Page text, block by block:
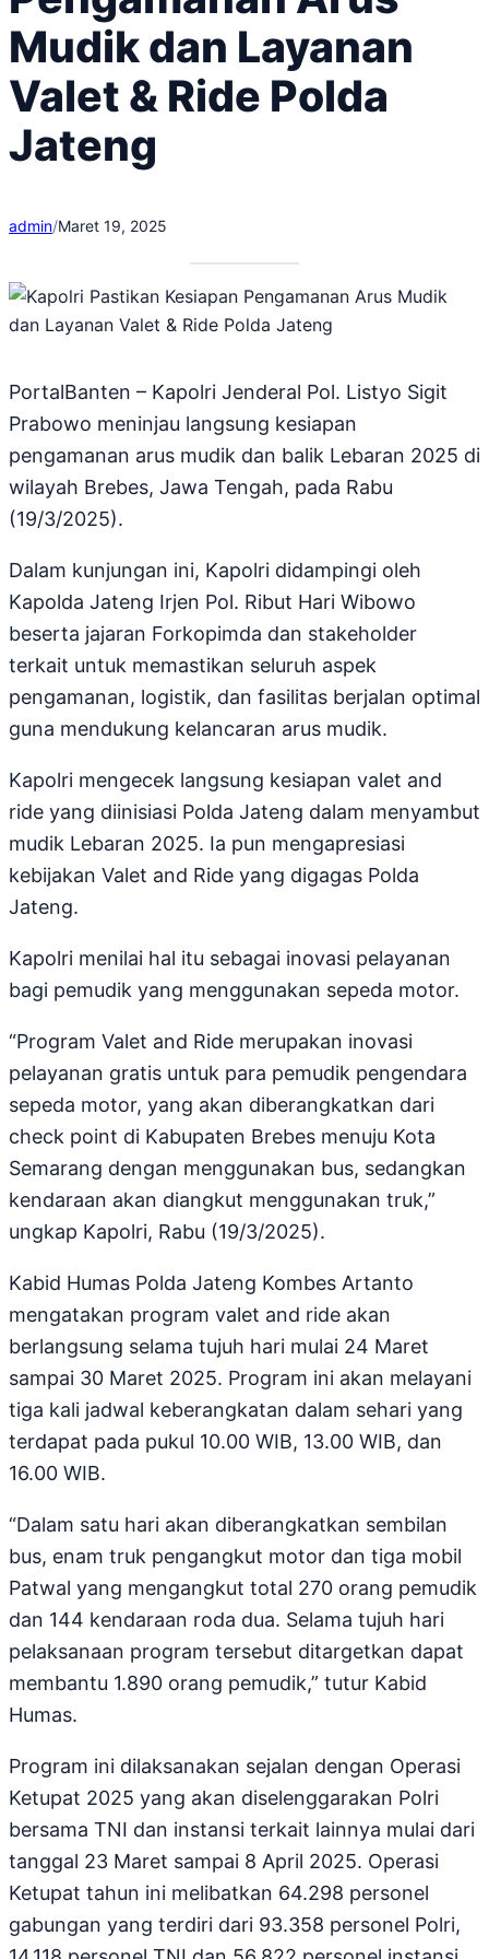
Mudik dan Layanan
Valet & Ride Polda
Jateng
admin/Maret 19, 2025
PortalBanten – Kapolri Jenderal Pol. Listyo Sigit
Prabowo meninjau langsung kesiapan
pengamanan arus mudik dan balik Lebaran 2025 di
wilayah Brebes, Jawa Tengah, pada Rabu
(19/3/2025).
Dalam kunjungan ini, Kapolri didampingi oleh
Kapolda Jateng Irjen Pol. Ribut Hari Wibowo
beserta jajaran Forkopimda dan stakeholder
terkait untuk memastikan seluruh aspek
pengamanan, logistik, dan fasilitas berjalan optimal
guna mendukung kelancaran arus mudik.
Kapolri mengecek langsung kesiapan valet and
ride yang diinisiasi Polda Jateng dalam menyambut
mudik Lebaran 2025. Ia pun mengapresiasi
kebijakan Valet and Ride yang digagas Polda
Jateng.
Kapolri menilai hal itu sebagai inovasi pelayanan
bagi pemudik yang menggunakan sepeda motor.
“Program Valet and Ride merupakan inovasi
pelayanan gratis untuk para pemudik pengendara
sepeda motor, yang akan diberangkatkan dari
check point di Kabupaten Brebes menuju Kota
Semarang dengan menggunakan bus, sedangkan
kendaraan akan diangkut menggunakan truk,”
ungkap Kapolri, Rabu (19/3/2025).
Kabid Humas Polda Jateng Kombes Artanto
mengatakan program valet and ride akan
berlangsung selama tujuh hari mulai 24 Maret
sampai 30 Maret 2025. Program ini akan melayani
tiga kali jadwal keberangkatan dalam sehari yang
terdapat pada pukul 10.00 WIB, 13.00 WIB, dan
16.00 WIB.
“Dalam satu hari akan diberangkatkan sembilan
bus, enam truk pengangkut motor dan tiga mobil
Patwal yang mengangkut total 270 orang pemudik
dan 144 kendaraan roda dua. Selama tujuh hari
pelaksanaan program tersebut ditargetkan dapat
membantu 1.890 orang pemudik,” tutur Kabid
Humas.
Program ini dilaksanakan sejalan dengan Operasi
Ketupat 2025 yang akan diselenggarakan Polri
bersama TNI dan instansi terkait lainnya mulai dari
tanggal 23 Maret sampai 8 April 2025. Operasi
Ketupat tahun ini melibatkan 64.298 personel
gabungan yang terdiri dari 93.358 personel Polri,